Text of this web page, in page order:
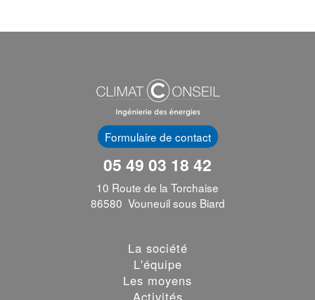
Formulaire de contact
05 49 03 18 42
10 Route de la Torchaise
86580 Vouneuil sous Biard
La société
L'équipe
Les moyens
Activités